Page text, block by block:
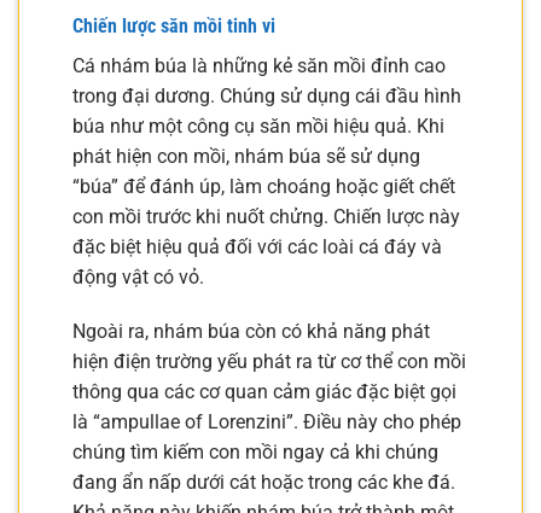
Chiến lược săn mồi tinh vi
Cá nhám búa là những kẻ săn mồi đỉnh cao
trong đại dương. Chúng sử dụng cái đầu hình
búa như một công cụ săn mồi hiệu quả. Khi
phát hiện con mồi, nhám búa sẽ sử dụng
“búa” để đánh úp, làm choáng hoặc giết chết
con mồi trước khi nuốt chửng. Chiến lược này
đặc biệt hiệu quả đối với các loài cá đáy và
động vật có vỏ.
Ngoài ra, nhám búa còn có khả năng phát
hiện điện trường yếu phát ra từ cơ thể con mồi
thông qua các cơ quan cảm giác đặc biệt gọi
là “ampullae of Lorenzini”. Điều này cho phép
chúng tìm kiếm con mồi ngay cả khi chúng
đang ẩn nấp dưới cát hoặc trong các khe đá.